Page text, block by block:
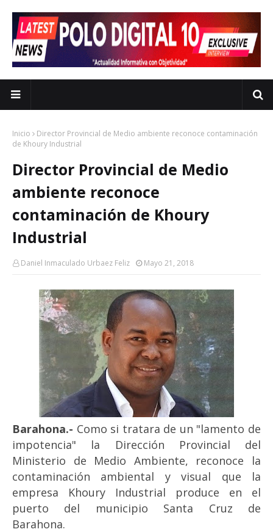
Inicio
Director Provincial de Medio ambiente reconoce contaminación
de Khoury Industrial
Director Provincial de Medio
ambiente reconoce
contaminación de Khoury
Industrial
Daniel Inmaculado Urbaez Feliz Mayo 21, 2018
Barahona.- Como si tratara de un "lamento de
impotencia" la Dirección Provincial del
Ministerio de Medio Ambiente, reconoce la
contaminación ambiental y visual que la
empresa Khoury Industrial produce en el
puerto del municipio Santa Cruz de
Barahona.